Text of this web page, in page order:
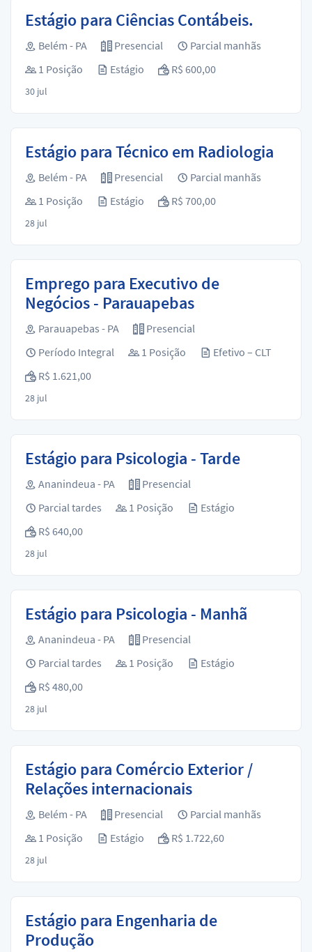
Estágio para Ciências Contábeis.
Belém - PA Presencial
Parcial manhãs
1 Posição
Estágio R$ 600,00
30 jul
Estágio para Técnico em Radiologia
Belém - PA Presencial
Parcial manhãs
1 Posição
Estágio R$ 700,00
28 jul
Emprego para Executivo de
Negócios - Parauapebas
Parauapebas - PA
Presencial
Período Integral
1 Posição
Efetivo – CLT
R$ 1.621,00
28 jul
Estágio para Psicologia - Tarde
Ananindeua - PA
Presencial
Parcial tardes
1 Posição
Estágio
R$ 640,00
28 jul
Estágio para Psicologia - Manhã
Ananindeua - PA
Presencial
Parcial tardes
1 Posição
Estágio
R$ 480,00
28 jul
Estágio para Comércio Exterior /
Relações internacionais
Belém - PA Presencial
Parcial manhãs
1 Posição
Estágio R$ 1.722,60
28 jul
Estágio para Engenharia de
Produção